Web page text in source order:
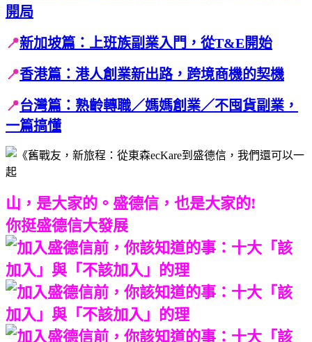
開局
📍新加坡篇：上班族副業入門，從T&E開始
📍香港篇：港人創業新出路，跨境商機的契機
📍台灣篇：熟齡轉職／媽媽創業／不囤貨副業，
一篇搞懂
山，是大家的。盛德信，也是大家的!
你挺盛德信大發展